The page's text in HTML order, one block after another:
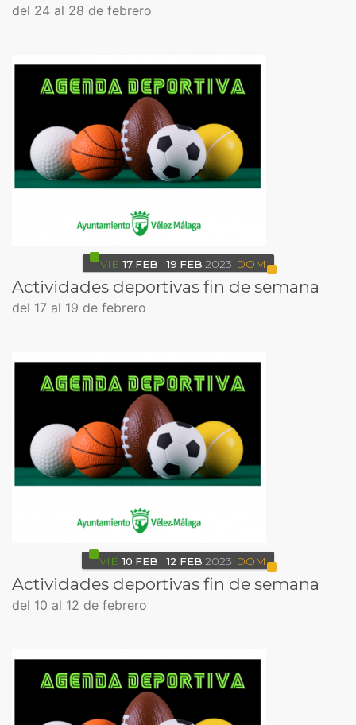
del 24 al 28 de febrero
VIE 17 FEB 19 FEB 2023 DOM
Actividades deportivas fin de semana
del 17 al 19 de febrero
VIE 10 FEB 12 FEB 2023 DOM
Actividades deportivas fin de semana
del 10 al 12 de febrero